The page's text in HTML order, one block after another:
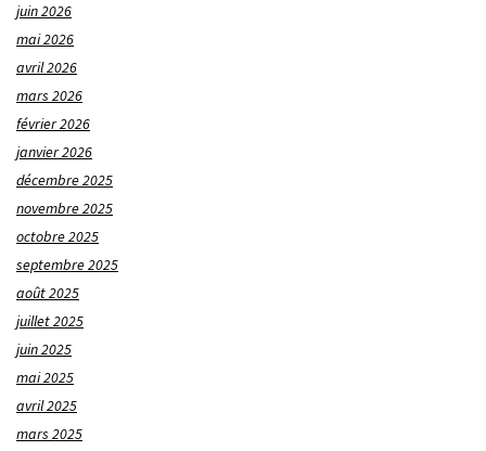
juin 2026
mai 2026
avril 2026
mars 2026
février 2026
janvier 2026
décembre 2025
novembre 2025
octobre 2025
septembre 2025
août 2025
juillet 2025
juin 2025
mai 2025
avril 2025
mars 2025